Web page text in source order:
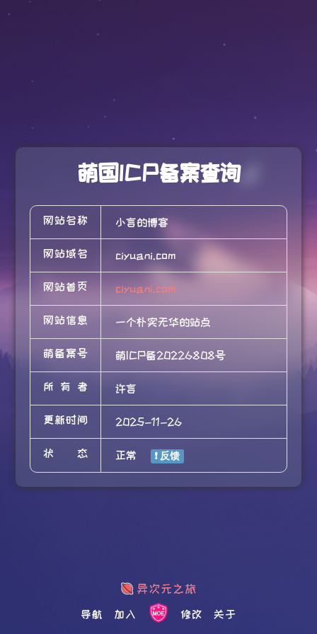
萌国ICP备案查询
网站名称 小言的博客
网站域名 ciyuani.com
网站首页 ciyuani.com
网站信息 一个朴实无华的站点
萌备案号 萌ICP备20226808号
所有者 许言
更新时间 2025-11-26
状态 正常
导航 加入 修改 关于